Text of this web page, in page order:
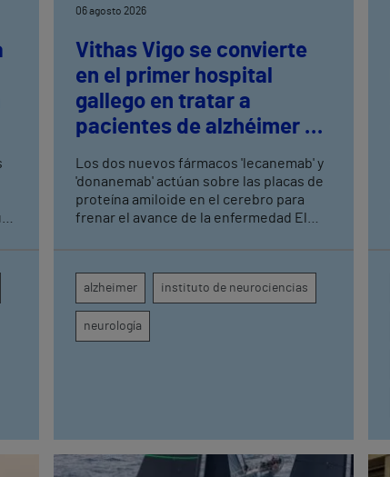
06 agosto 2026
Vithas Vigo se convierte
en el primer hospital
gallego en tratar a
pacientes de alzhéimer en
fase leve con terapias
antiamiloide
Los dos nuevos fármacos 'lecanemab' y
'donanemab' actúan sobre las placas de
proteína amiloide en el cerebro para
frenar el avance de la enfermedad El
para el exhaustivo seguimiento clínico
de cada paciente
alzheimer instituto de neurociencias
neurología